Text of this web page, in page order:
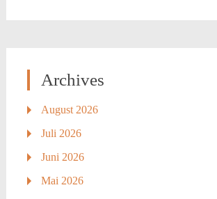
Archives
August 2026
Juli 2026
Juni 2026
Mai 2026